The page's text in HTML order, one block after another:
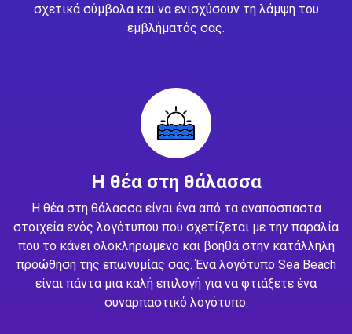
σχετικά σύμβολα και να ενισχύσουν τη λάμψη του
εμβλήματός σας.
Η θέα στη θάλασσα
Η θέα στη θάλασσα είναι ένα από τα αναπόσπαστα
στοιχεία ενός λογότυπου που σχετίζεται με την παραλία
που το κάνει ολοκληρωμένο και βοηθά στην κατάλληλη
προώθηση της επωνυμίας σας. Ένα λογότυπο Sea Beach
είναι πάντα μια καλή επιλογή για να φτιάξετε ένα
συναρπαστικό λογότυπο.